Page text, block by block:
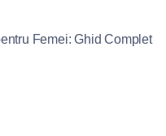
Femei: Ghid Complet